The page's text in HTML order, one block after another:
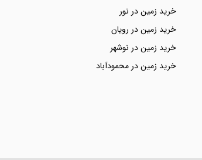
خرید زمین در نور
خرید زمین در رویان
خرید زمین در نوشهر
خرید زمین در محمودآباد